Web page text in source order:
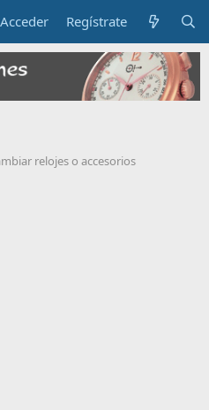
Acceder Regístrate
relojes o accesorios